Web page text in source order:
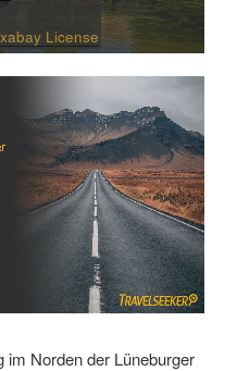
License
Norden der Lüneburger